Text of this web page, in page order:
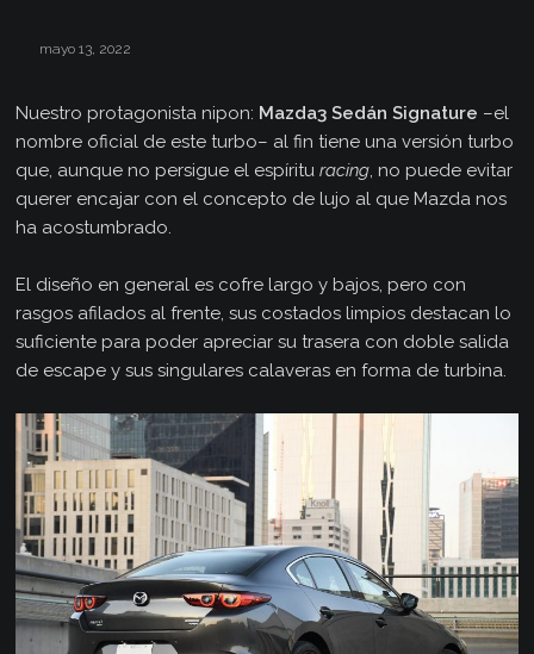
mayo 13, 2022
Nuestro protagonista nipon: Mazda3 Sedán Signature –el
nombre oficial de este turbo– al fin tiene una versión turbo
que, aunque no persigue el espírituracing, no puede evitar
querer encajar con el concepto de lujo al que Mazda nos
ha acostumbrado.
El diseño en general es cofre largo y bajos, pero con
rasgos afilados al frente, sus costados limpios destacan lo
suficiente para poder apreciar su trasera con doble salida
de escape y sus singulares calaveras en forma de turbina.